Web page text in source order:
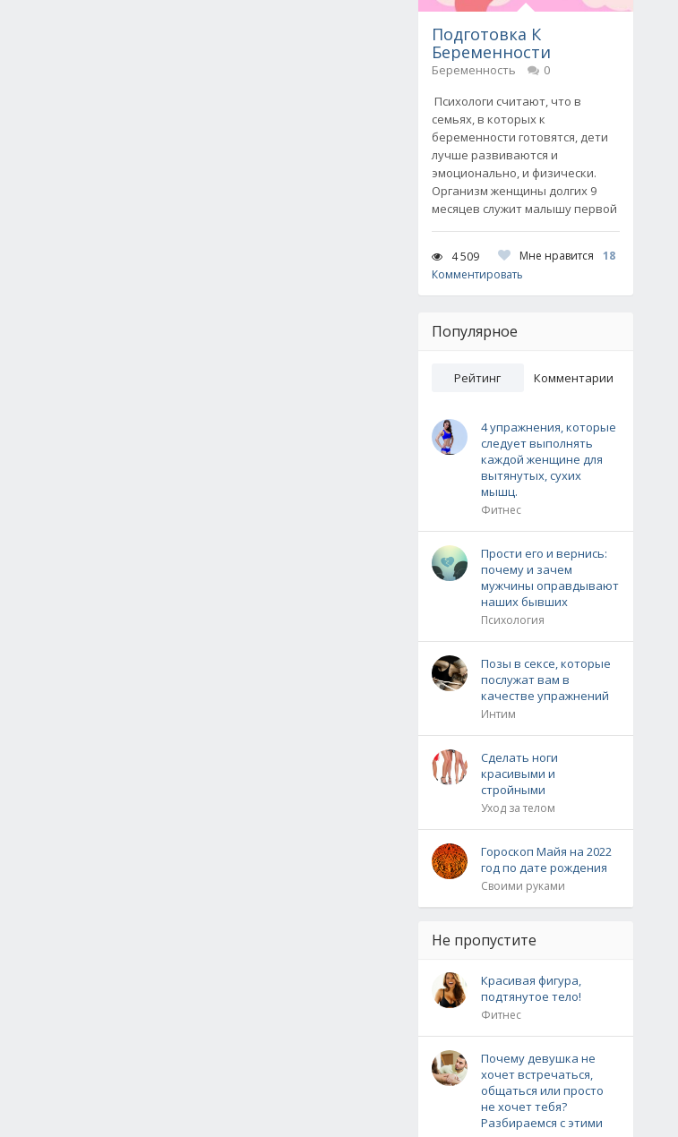
Подготовка К
Беременности
Беременность
0
Психологи считают, что в
семьях, в которых к
беременности готовятся, дети
лучше развиваются и
эмоционально, и физически.
Организм женщины долгих 9
месяцев служит малышу первой
4 509 Мне нравится
18
Комментировать
Популярное
Рейтинг Комментарии
4 упражнения, которые
следует выполнять
каждой женщине для
вытянутых, сухих
мышц.
Фитнес
Прости его и вернись:
почему и зачем
мужчины оправдывают
наших бывших
Психология
Позы в сексе, которые
послужат вам в
качестве упражнений
Интим
Сделать ноги
красивыми и
стройными
Уход за телом
Гороскоп Майя на 2022
год по дате рождения
Своими руками
Не пропустите
Красивая фигура,
подтянутое тело!
Фитнес
Почему девушка не
хочет встречаться,
общаться или просто
не хочет тебя?
Разбираемся с этими